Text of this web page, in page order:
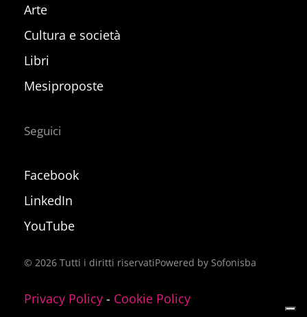
Arte
Cultura e società
Libri
Mesiproposte
Seguici
Facebook
LinkedIn
YouTube
© 2026 Tutti i diritti riservatiPowered by Sofonisba
Privacy Policy - Cookie Policy